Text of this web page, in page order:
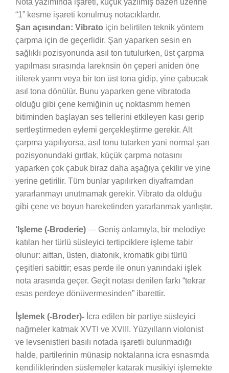
“1” kesme işareti konulmuş notacıklardır.
Şan açısından: Vibrato için belirtilen teknik yöntem
çarpma için de geçerlidir. Şan yaparken sesin en
sağlıklı pozisyonunda asıl ton tutulurken, üst çarpma
yapılması sırasında lareknsin ön çeperi aniden öne
itilerek yanm veya bir ton üst tona gidip, yine çabucak
asıl tona dönülür. Bunu yaparken gene vibratoda
olduğu gibi çene kemiğinin uç noktasmm hemen
bitiminden başlayan ses tellerini etkileyen kası gerip
sertleştirmeden eylemi gerçekleştirme gerekir. Alt
çarpma yapılıyorsa, asıl tonu tutarken yani normal şan
pozisyonundaki gırtlak, küçük çarpma notasını
yaparken çok çabuk biraz daha aşağıya çekilir ve yine
yerine getirilir. Tüm bunlar yapılırken diyaframdan
yararlanmayı unutmamak gerekir. Vibrato da olduğu
gibi çene ve boyun hareketinden yararlanmak yanlıştır.
‘Işleme (-Broderie) — Geniş anlamıyla, bir melodiye
katılan her türlü süsleyici tertipciklere işleme tabir
olunur: aittan, üsten, diatonik, kromatik gibi türlü
çeşitleri sabittir; esas perde ile onun yanındaki işlek
nota arasında geçer. Geçit notası denilen farkı “tekrar
esas perdeye dönüvermesinden” ibarettir.
İşlemek (-Broder)- İcra edilen bir partiye süsleyici
nağrneler katmak XVTI ve XVIII. Yüzyılların violonist
ve levsenistleri basılı notada işaretli bulunmadığı
halde, partilerinin münasip noktalarına icra esnasmda
kendiliklerinden süslemeler katarak musikiyi işlemekte